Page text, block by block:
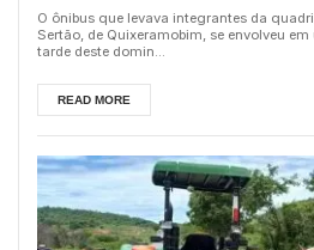
O ônibus que levava integrantes da
Sertão, de Quixeramobim, se envolveu
tarde deste domin...
READ MORE